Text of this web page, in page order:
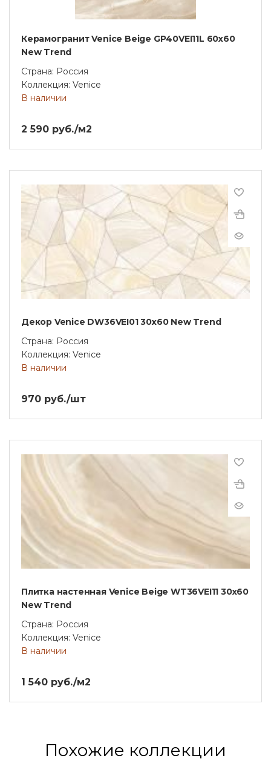
Керамогранит Venice Beige GP40VEI11L 60x60
New Trend
Страна: Россия
Коллекция: Venice
В наличии
2 590 руб./м2
Декор Venice DW36VEI01 30x60 New Trend
Страна: Россия
Коллекция: Venice
В наличии
970 руб./шт
Плитка настенная Venice Beige WT36VEI11 30x60
New Trend
Страна: Россия
Коллекция: Venice
В наличии
1 540 руб./м2
Похожие коллекции